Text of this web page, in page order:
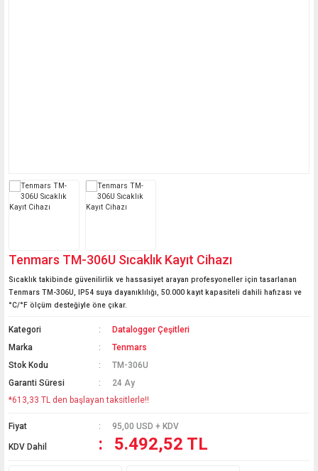
Tenmars TM-306U Sıcaklık Kayıt Cihazı
Sıcaklık takibinde güvenilirlik ve hassasiyet arayan profesyoneller için tasarlanan
Tenmars TM-306U, IP54 suya dayanıklılığı, 50.000 kayıt kapasiteli dahili hafızası ve
°C/°F ölçüm desteğiyle öne çıkar.
Kategori
Datalogger Çeşitleri
Marka
Tenmars
Stok Kodu
TM-306U
Garanti Süresi
24 Ay
*613,33 TL den başlayan taksitlerle!!
Fiyat 95,00 USD + KDV
KDV Dahil 5.492,52 TL
Havuz Ölçüm Cihazları
Fırın Termometreleri
Termometreler
PT100 Termometre
Yazıcılı Kantar